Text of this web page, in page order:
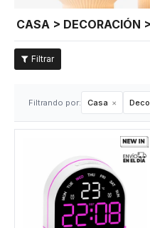
CASA > DECORACIÓN
Filtrando por: Casa